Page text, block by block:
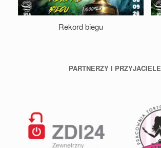
Rekord biegu
PARTNERZY I PRZYJACIELE